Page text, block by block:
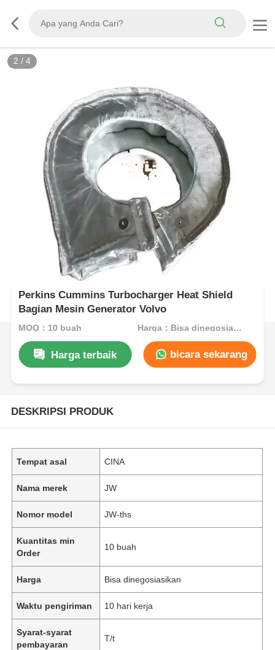
2 / 4
Perkins Cummins Turbocharger Heat Shield
Bagian Mesin Generator Volvo
MOQ：10 buah Harga：Bisa dinegosiasikan
Harga terbaik bicara sekarang
DESKRIPSI PRODUK
Tempat asal CINA
Nama merek JW
Nomor model JW-ths
Kuantitas min
Order
10 buah
Harga Bisa dinegosiasikan
Waktu pengiriman 10 hari kerja
Syarat-syarat
pembayaran
T/t